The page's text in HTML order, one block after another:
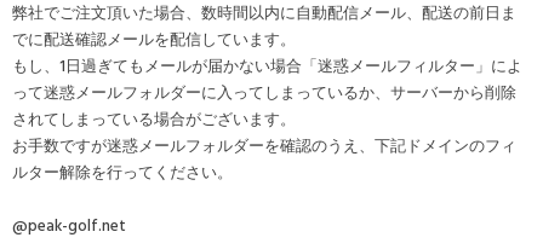
弊社でご注文頂いた場合、数時間以内に自動配信メール、配送の前日ま
でに配送確認メールを配信しています。
もし、1日過ぎてもメールが届かない場合「迷惑メールフィルター」によ
って迷惑メールフォルダーに入ってしまっているか、サーバーから削除
されてしまっている場合がございます。
お手数ですが迷惑メールフォルダーを確認のうえ、下記ドメインのフィ
ルター解除を行ってください。
@peak-golf.net